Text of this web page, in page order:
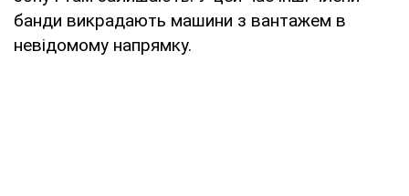
банди викрадають машини з вантажем в
невідомому напрямку.